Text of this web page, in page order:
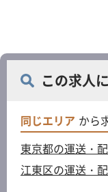
この求人
同じエリア から
東京都の運送・
江東区の運送・